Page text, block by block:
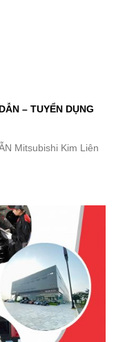
– TUYỂN DỤNG
Mitsubishi Kim Liên